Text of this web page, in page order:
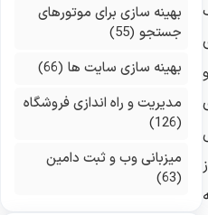
بهینه سازی برای موتورهای
جستجو(55)
بهینه سازی سایت ها(66)
مدیریت و راه اندازی فروشگاه
میزبانی وب و ثبت دامین